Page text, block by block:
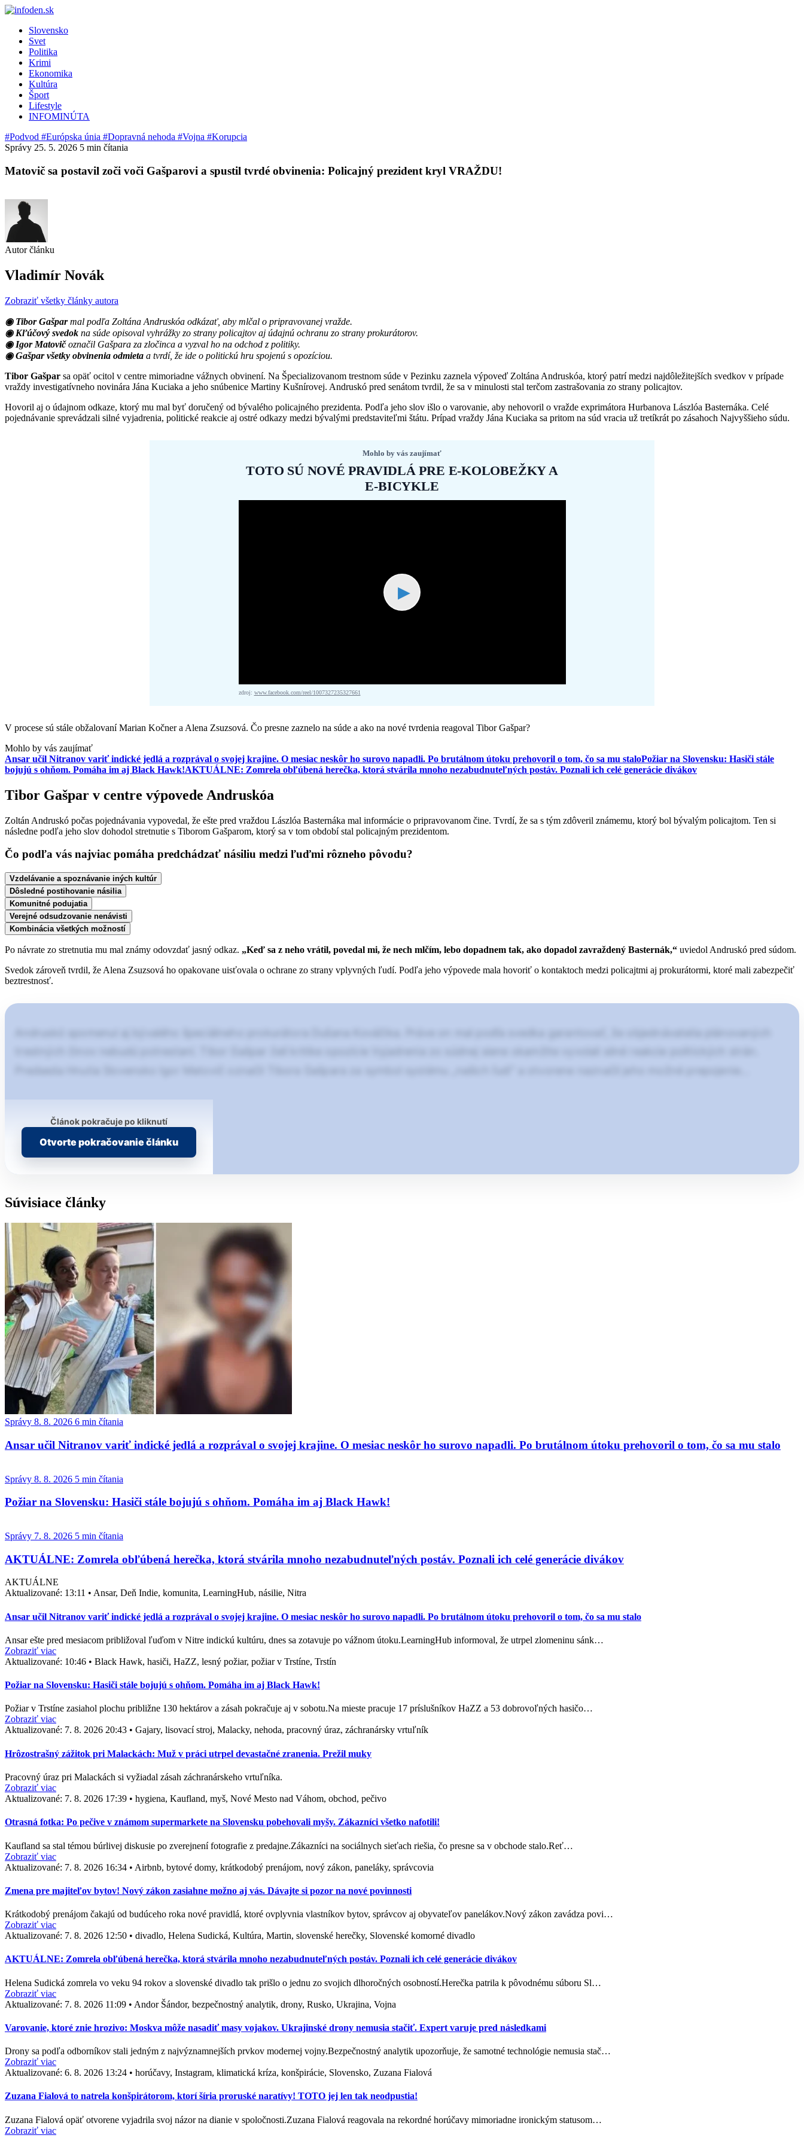
Slovensko
Svet
Politika
Krimi
Ekonomika
Kultúra
Šport
Lifestyle
INFOMINÚTA
#Podvod #Európska únia #Dopravná nehoda #Vojna #Korupcia
Správy 25. 5. 2026 5 min čítania
Matovič sa postavil zoči voči Gašparovi a spustil tvrdé obvinenia: Policajný prezident kryl VRAŽDU!
Autor článku
Vladimír Novák
Zobraziť všetky články autora
◉ Tibor Gašpar mal podľa Zoltána Andruskóa odkázať, aby mlčal o pripravovanej vražde.
◉ Kľúčový svedok na súde opisoval vyhrážky zo strany policajtov aj údajnú ochranu zo strany prokurátorov.
◉ Igor Matovič označil Gašpara za zločinca a vyzval ho na odchod z politiky.
◉ Gašpar všetky obvinenia odmieta a tvrdí, že ide o politickú hru spojenú s opozíciou.
Tibor Gašpar sa opäť ocitol v centre mimoriadne vážnych obvinení. Na Špecializovanom trestnom súde v Pezinku zaznela výpoveď Zoltána Andruskóa, ktorý patrí medzi najdôležitejších svedkov v prípade
vraždy investigatívneho novinára Jána Kuciaka a jeho snúbenice Martiny Kušnírovej. Andruskó pred senátom tvrdil, že sa v minulosti stal terčom zastrašovania zo strany policajtov.
Hovoril aj o údajnom odkaze, ktorý mu mal byť doručený od bývalého policajného prezidenta. Podľa jeho slov išlo o varovanie, aby nehovoril o vražde exprimátora Hurbanova Lászlóa Basternáka. Celé
pojednávanie sprevádzali silné vyjadrenia, politické reakcie aj ostré odkazy medzi bývalými predstaviteľmi štátu. Prípad vraždy Jána Kuciaka sa pritom na súd vracia už tretíkrát po zásahoch Najvyššieho súdu.
Mohlo by vás zaujímať
TOTO SÚ NOVÉ PRAVIDLÁ PRE E-KOLOBEŽKY A
E-BICYKLE
▶
zdroj: www.facebook.com/reel/1007327235327661
V procese sú stále obžalovaní Marian Kočner a Alena Zsuzsová. Čo presne zaznelo na súde a ako na nové tvrdenia reagoval Tibor Gašpar?
Mohlo by vás zaujímať
Ansar učil Nitranov variť indické jedlá a rozprával o svojej krajine. O mesiac neskôr ho surovo napadli. Po brutálnom útoku prehovoril o tom, čo sa mu staloPožiar na Slovensku: Hasiči stále
bojujú s ohňom. Pomáha im aj Black Hawk!AKTUÁLNE: Zomrela obľúbená herečka, ktorá stvárila mnoho nezabudnuteľných postáv. Poznali ich celé generácie divákov
Tibor Gašpar v centre výpovede Andruskóa
Zoltán Andruskó počas pojednávania vypovedal, že ešte pred vraždou Lászlóa Basternáka mal informácie o pripravovanom čine. Tvrdí, že sa s tým zdôveril známemu, ktorý bol bývalým policajtom. Ten si
následne podľa jeho slov dohodol stretnutie s Tiborom Gašparom, ktorý sa v tom období stal policajným prezidentom.
Čo podľa vás najviac pomáha predchádzať násiliu medzi ľuďmi rôzneho pôvodu?
Vzdelávanie a spoznávanie iných kultúr
Dôsledné postihovanie násilia
Komunitné podujatia
Verejné odsudzovanie nenávisti
Kombinácia všetkých možností
Po návrate zo stretnutia mu mal známy odovzdať jasný odkaz. „Keď sa z neho vrátil, povedal mi, že nech mlčím, lebo dopadnem tak, ako dopadol zavraždený Basternák,“ uviedol Andruskó pred súdom.
Svedok zároveň tvrdil, že Alena Zsuzsová ho opakovane uisťovala o ochrane zo strany vplyvných ľudí. Podľa jeho výpovede mala hovoriť o kontaktoch medzi policajtmi aj prokurátormi, ktoré mali zabezpečiť
beztrestnosť.
Článok pokračuje po kliknutí
Otvorte pokračovanie článku
Súvisiace články
Správy 8. 8. 2026 6 min čítania
Ansar učil Nitranov variť indické jedlá a rozprával o svojej krajine. O mesiac neskôr ho surovo napadli. Po brutálnom útoku prehovoril o tom, čo sa mu stalo
Správy 8. 8. 2026 5 min čítania
Požiar na Slovensku: Hasiči stále bojujú s ohňom. Pomáha im aj Black Hawk!
Správy 7. 8. 2026 5 min čítania
AKTUÁLNE: Zomrela obľúbená herečka, ktorá stvárila mnoho nezabudnuteľných postáv. Poznali ich celé generácie divákov
AKTUÁLNE
Aktualizované: 13:11 • Ansar, Deň Indie, komunita, LearningHub, násilie, Nitra
Ansar učil Nitranov variť indické jedlá a rozprával o svojej krajine. O mesiac neskôr ho surovo napadli. Po brutálnom útoku prehovoril o tom, čo sa mu stalo
Ansar ešte pred mesiacom približoval ľuďom v Nitre indickú kultúru, dnes sa zotavuje po vážnom útoku.LearningHub informoval, že utrpel zlomeninu sánk…
Zobraziť viac
Aktualizované: 10:46 • Black Hawk, hasiči, HaZZ, lesný požiar, požiar v Trstíne, Trstín
Požiar na Slovensku: Hasiči stále bojujú s ohňom. Pomáha im aj Black Hawk!
Požiar v Trstíne zasiahol plochu približne 130 hektárov a zásah pokračuje aj v sobotu.Na mieste pracuje 17 príslušníkov HaZZ a 53 dobrovoľných hasičo…
Zobraziť viac
Aktualizované: 7. 8. 2026 20:43 • Gajary, lisovací stroj, Malacky, nehoda, pracovný úraz, záchranársky vrtuľník
Hrôzostrašný zážitok pri Malackách: Muž v práci utrpel devastačné zranenia. Prežil muky
Pracovný úraz pri Malackách si vyžiadal zásah záchranárskeho vrtuľníka.
Zobraziť viac
Aktualizované: 7. 8. 2026 17:39 • hygiena, Kaufland, myš, Nové Mesto nad Váhom, obchod, pečivo
Otrasná fotka: Po pečive v známom supermarkete na Slovensku pobehovali myšy. Zákazníci všetko nafotili!
Kaufland sa stal témou búrlivej diskusie po zverejnení fotografie z predajne.Zákazníci na sociálnych sieťach riešia, čo presne sa v obchode stalo.Reť…
Zobraziť viac
Aktualizované: 7. 8. 2026 16:34 • Airbnb, bytové domy, krátkodobý prenájom, nový zákon, paneláky, správcovia
Zmena pre majiteľov bytov! Nový zákon zasiahne možno aj vás. Dávajte si pozor na nové povinnosti
Krátkodobý prenájom čakajú od budúceho roka nové pravidlá, ktoré ovplyvnia vlastníkov bytov, správcov aj obyvateľov panelákov.Nový zákon zavádza povi…
Zobraziť viac
Aktualizované: 7. 8. 2026 12:50 • divadlo, Helena Sudická, Kultúra, Martin, slovenské herečky, Slovenské komorné divadlo
AKTUÁLNE: Zomrela obľúbená herečka, ktorá stvárila mnoho nezabudnuteľných postáv. Poznali ich celé generácie divákov
Helena Sudická zomrela vo veku 94 rokov a slovenské divadlo tak prišlo o jednu zo svojich dlhoročných osobností.Herečka patrila k pôvodnému súboru Sl…
Zobraziť viac
Aktualizované: 7. 8. 2026 11:09 • Andor Šándor, bezpečnostný analytik, drony, Rusko, Ukrajina, Vojna
Varovanie, ktoré znie hrozivo: Moskva môže nasadiť masy vojakov. Ukrajinské drony nemusia stačiť. Expert varuje pred následkami
Drony sa podľa odborníkov stali jedným z najvýznamnejších prvkov modernej vojny.Bezpečnostný analytik upozorňuje, že samotné technológie nemusia stač…
Zobraziť viac
Aktualizované: 6. 8. 2026 13:24 • horúčavy, Instagram, klimatická kríza, konšpirácie, Slovensko, Zuzana Fialová
Zuzana Fialová to natrela konšpirátorom, ktorí šíria proruské naratívy! TOTO jej len tak neodpustia!
Zuzana Fialová opäť otvorene vyjadrila svoj názor na dianie v spoločnosti.Zuzana Fialová reagovala na rekordné horúčavy mimoriadne ironickým statusom…
Zobraziť viac